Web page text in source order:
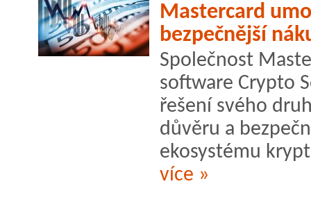
Mastercard
bezpečnější
Společnost
software Crypto
řešení svého
důvěru a
ekosystému
více »